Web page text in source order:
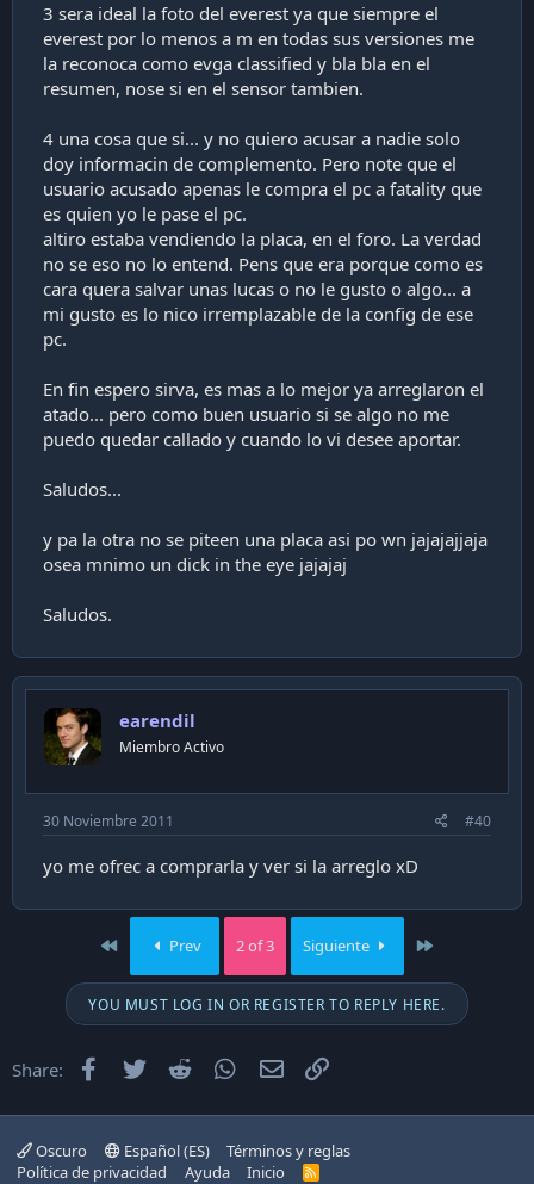
3 sera ideal la foto del everest ya que siempre el
everest por lo menos a m en todas sus versiones me
la reconoca como evga classified y bla bla en el
resumen, nose si en el sensor tambien.
4 una cosa que si... y no quiero acusar a nadie solo
doy informacin de complemento. Pero note que el
usuario acusado apenas le compra el pc a fatality que
es quien yo le pase el pc.
altiro estaba vendiendo la placa, en el foro. La verdad
no se eso no lo entend. Pens que era porque como es
cara quera salvar unas lucas o no le gusto o algo... a
mi gusto es lo nico irremplazable de la config de ese
pc.
En fin espero sirva, es mas a lo mejor ya arreglaron el
atado... pero como buen usuario si se algo no me
puedo quedar callado y cuando lo vi desee aportar.
Saludos...
y pa la otra no se piteen una placa asi po wn jajajajjaja
osea mnimo un dick in the eye jajajaj
Saludos.
earendil
Miembro Activo
30 Noviembre 2011 #40
yo me ofrec a comprarla y ver si la arreglo xD
First Prev 2 of 3 Siguiente
YOU MUST LOG IN OR REGISTER TO REPLY HERE.
Share: Facebook
Twitter Reddit WhatsApp
Email
Oscuro Español (ES)
Términos y reglas
Política de privacidad
Ayuda Inicio
R